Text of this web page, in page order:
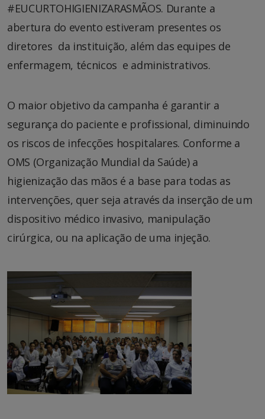
#EUCURTOHIGIENIZARASMÃOS. Durante a
abertura do evento estiveram presentes os
diretores da instituição, além das equipes de
enfermagem, técnicos e administrativos.
O maior objetivo da campanha é garantir a
segurança do paciente e profissional, diminuindo
os riscos de infecções hospitalares. Conforme a
OMS (Organização Mundial da Saúde) a
higienização das mãos é a base para todas as
intervenções, quer seja através da inserção de um
dispositivo médico invasivo, manipulação
cirúrgica, ou na aplicação de uma injeção.